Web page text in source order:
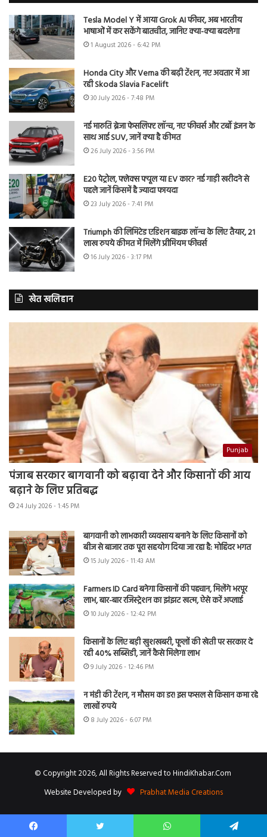
Tesla Model Y में आया Grok AI फीचर, अब भारतीय
भाषाओं में कर सकेंगे बातचीत, जानिए क्या-क्या बदलेगा
1 August 2026 - 6:42 PM
Honda City और Verna की बढ़ी टेंशन, नए अवतार में आ
रही Skoda Slavia Facelift
30 July 2026 - 7:48 PM
नई मारुति ब्रेजा फेसलिफ्ट लॉन्च, नए फीचर्स और टर्बो इंजन के
साथ आई SUV, जानें क्या है कीमत
26 July 2026 - 3:56 PM
E20 पेट्रोल, फ्लेक्स फ्यूल या EV कार? नई गाड़ी खरीदने से
पहले जानें किसमें है ज्यादा फायदा
23 July 2026 - 7:41 PM
Triumph की लिमिटेड एडिशन बाइक लॉन्च के लिए तैयार, 21
लाख रुपये कीमत में मिलेंगे प्रीमियम फीचर्स
16 July 2026 - 3:17 PM
खेत खलिहान
Punjab
पंजाब सरकार बागवानी को बढ़ावा देने और किसानों की आय
बढ़ाने के लिए प्रतिबद्ध
24 July 2026 - 1:45 PM
बागवानी को लाभकारी व्यवसाय बनाने के लिए किसानों को
बीज से बाजार तक पूरा सहयोग दिया जा रहा है: मोहिंदर भगत
15 July 2026 - 11:43 AM
Farmers ID Card बनेगा किसानों की पहचान, मिलेंगे भरपूर
लाभ, बार-बार रजिस्ट्रेशन का झंझट खत्म, ऐसे करें अप्लाई
10 July 2026 - 12:42 PM
किसानों के लिए बड़ी खुशखबरी, फूलों की खेती पर सरकार दे
रही 40% सब्सिडी, जानें कैसे मिलेगा लाभ
9 July 2026 - 12:46 PM
न मंडी की टेंशन, न मौसम का डर! इस फसल से किसान कमा रहे
लाखों रुपये
8 July 2026 - 6:07 PM
© Copyright 2026, All Rights Reserved to HindiKhabar.Com
Website Developed by
Prabhat Media Creations